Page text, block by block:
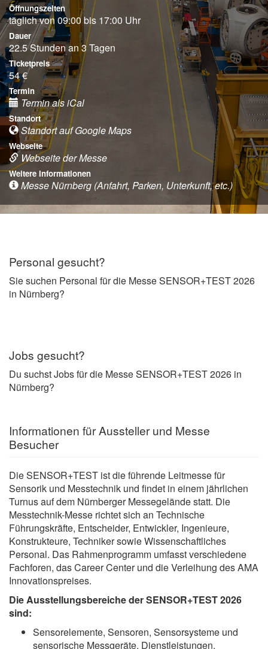
Öffnungszeiten
täglich von 09:00 bis 17:00 Uhr
Dauer
22.5 Stunden an 3 Tagen
Ticketpreis
54 €
Termin
Termin als iCal
Standort
Standort auf Google Maps
Webseite
Webseite der Messe
Weitere Informationen
Messe Nürnberg (Anfahrt, Parken, Unterkunft, etc.)
Personal gesucht?
Sie suchen Personal für die Messe SENSOR+TEST 2026
in Nürnberg?
Jobs gesucht?
Du suchst Jobs für die Messe SENSOR+TEST 2026 in
Nürnberg?
Informationen für Aussteller und Messe
Besucher
Die SENSOR+TEST ist die führende Leitmesse für
Sensorik und Messtechnik und findet in einem jährlichen
Turnus auf dem Nürnberger Messegelände statt. Die
Messtechnik-Messe richtet sich an Technische
Führungskräfte, Entscheider, Entwickler, Ingenieure,
Konstrukteure, Techniker sowie Wissenschaftliches
Personal. Das Rahmenprogramm umfasst verschiedene
Fachforen, das Career Center und die Verleihung des AMA
Innovationspreises.
Die Ausstellungsbereiche der SENSOR+TEST 2026
sind:
Sensorelemente, Sensoren, Sensorsysteme und
sensorische Messgeräte, Dienstleistungen,